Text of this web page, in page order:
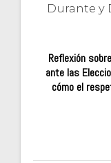
Durante y
Reflexión
ante las
cómo el